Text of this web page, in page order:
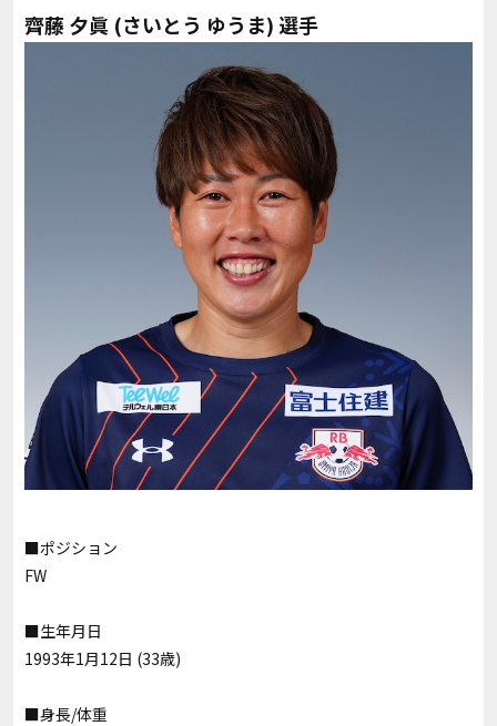
齊藤 夕眞 (さいとう ゆうま) 選手
■ポジション
FW
■生年月日
1993年1月12日 (33歳)
■身長/体重